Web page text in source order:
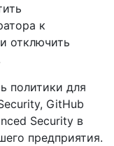
к
отключить
политики для
GitHub
Security в
предприятия.